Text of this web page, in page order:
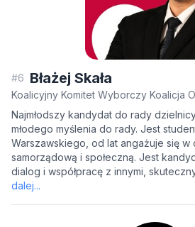
#6 Błażej Skała
Koalicyjny Komitet Wyborczy Koalicja
Najmłodszy kandydat do rady
młodego myślenia do rady. Jest
Warszawskiego, od lat angażuje się w
samorządową i społeczną. Jest
dialog i współpracę z innymi,
dalej...